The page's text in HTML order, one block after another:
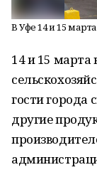
В Уфе 14 и 15
14 и 15 марта
гости города
другие